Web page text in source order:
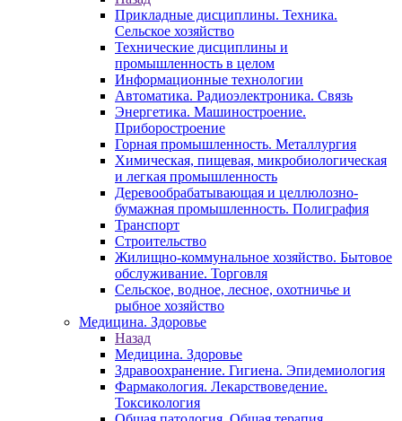
Прикладные дисциплины. Техника.
Сельское хозяйство
Технические дисциплины и
промышленность в целом
Информационные технологии
Автоматика. Радиоэлектроника. Связь
Энергетика. Машиностроение.
Приборостроение
Горная промышленность. Металлургия
Химическая, пищевая, микробиологическая
и легкая промышленность
Деревообрабатывающая и целлюлозно-
бумажная промышленность. Полиграфия
Транспорт
Строительство
Жилищно-коммунальное хозяйство. Бытовое
обслуживание. Торговля
Сельское, водное, лесное, охотничье и
рыбное хозяйство
Медицина. Здоровье
Назад
Медицина. Здоровье
Здравоохранение. Гигиена. Эпидемиология
Фармакология. Лекарствоведение.
Токсикология